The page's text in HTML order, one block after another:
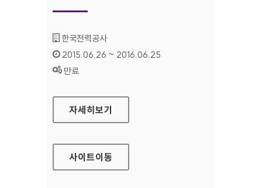
기관명 :
한국전력공사
인증기간 :
2015.06.26 ~ 2016.06.25
상태 :
만료
한국전력공사 홈페이지
자세히보기
사이트이동